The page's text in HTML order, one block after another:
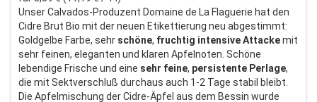
Unser Calvados-Produzent Domaine de La Flaguerie hat den
Cidre Brut Bio mit der neuen Etikettierung neu abgestimmt:
Goldgelbe Farbe, sehr schöne, fruchtig intensiveAttackemit
sehr feinen, eleganten und klaren Apfelnoten. Schöne
lebendige Frische und eine sehr feine, persistente Perlage,
die mit Sektverschluß durchaus auch 1-2 Tage stabil bleibt.
Die Apfelmischung der Cidre-Äpfel aus dem Bessin wurde